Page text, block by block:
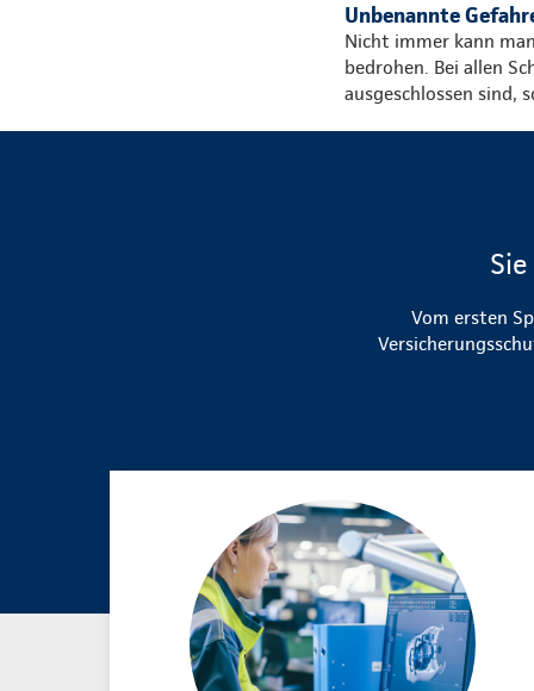
Unbenannte
Nicht immer kann
bedrohen. Bei allen
ausgeschlossen sind,
Vom ersten